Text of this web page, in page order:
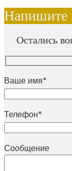
Напишите
Остались
Ваше имя*
Телефон*
Сообщение